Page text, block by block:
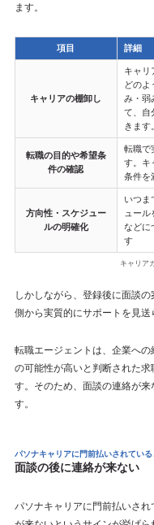
ます。
項目 詳細
キャリアの棚卸し
キャリ
どのよ
み・弱
て、自
きます
転職の目的や希望条
件の確認
転職で
す。キ
条件を
方向性・スケジュー
ルの明確化
いつま
ュー
などに
す
キャリア
しかしながら、登録後に面談
側から実質的にサポートを見送
転職エージェントは、企業へ
の可能性が高いと判断された
す。そのため、面談の連絡が
す。
パソナキャリアに門前払いされてい
面談の後に連絡が来ない
パソナキャリアに門前払いさ